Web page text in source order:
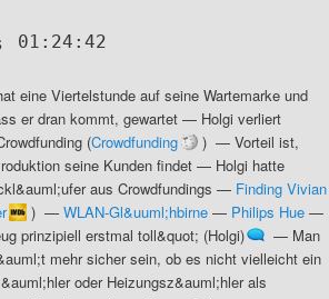
01:24:42
eine Viertelstunde auf seine Wartemarke und
er dran kommt, gewartet — Holgi verliert
(Crowdfunding ) — Vorteil ist,
seine Kunden findet — Holgi hatte
aus Crowdfundings — Finding Vivian
) — WLAN-Gl&uuml;hbirne — Philips Hue —
prinzipiell erstmal toll&quot; (Holgi)
— Man
mehr sicher sein, ob es nicht vielleicht ein
oder Heizungsz&auml;hler als